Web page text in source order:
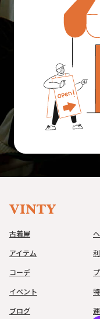
古着屋
アイテム
コーデ
イベント
ブログ